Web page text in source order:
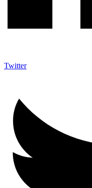
Twitter